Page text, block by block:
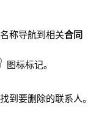
称导航到相关合同
图标标记。
到要删除的联系人。